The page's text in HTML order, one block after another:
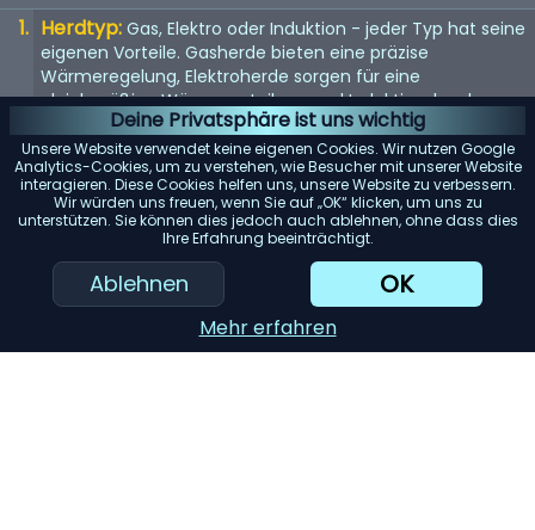
Deine Privatsphäre ist uns wichtig
Unsere Website verwendet keine eigenen Cookies. Wir nutzen Google
Analytics-Cookies, um zu verstehen, wie Besucher mit unserer Website
interagieren. Diese Cookies helfen uns, unsere Website zu verbessern.
Wir würden uns freuen, wenn Sie auf „OK“ klicken, um uns zu
unterstützen. Sie können dies jedoch auch ablehnen, ohne dass dies
Ihre Erfahrung beeinträchtigt.
Ablehnen OK
Mehr erfahren
Herdtyp: Gas, Elektro oder Induktion - jeder Typ hat seine
eigenen Vorteile. Gasherde bieten eine präzise
Wärmeregelung, Elektroherde sorgen für eine
gleichmäßige Wärmeverteilung und Induktionsherde
ermöglichen ein schnelles und effizientes Erhitzen.
Größe: Die Größe des Herds sollte in Ihre Küche passen
und Ihren Kochbedürfnissen entsprechen.
Standardbreiten sind 30 und 36 Zoll, aber es sind auch
größere Modelle erhältlich.
Anzahl der Brenner:
Mehr Brenner bieten mehr
Flexibilität. Berücksichtigen Sie Ihre Kochgewohnheiten -
kochen Sie oft mehrere Gerichte gleichzeitig?
Ofenkapazität: